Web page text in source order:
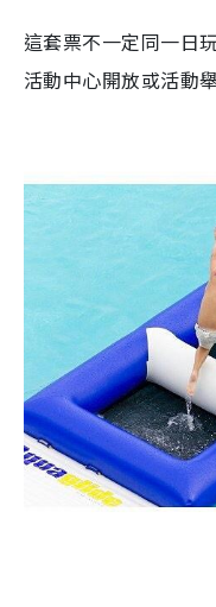
這套票不一定同一日
活動中心開放或活動